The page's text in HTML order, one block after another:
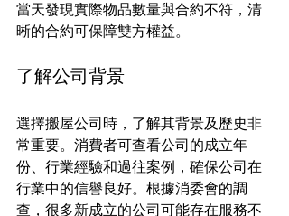
當天發現實際物品數量與合約不符，清
晰的合約可保障雙方權益。
了解公司背景
選擇搬屋公司時，了解其背景及歷史非
常重要。消費者可查看公司的成立年
份、行業經驗和過往案例，確保公司在
行業中的信譽良好。根據消委會的調
查，很多新成立的公司可能存在服務不